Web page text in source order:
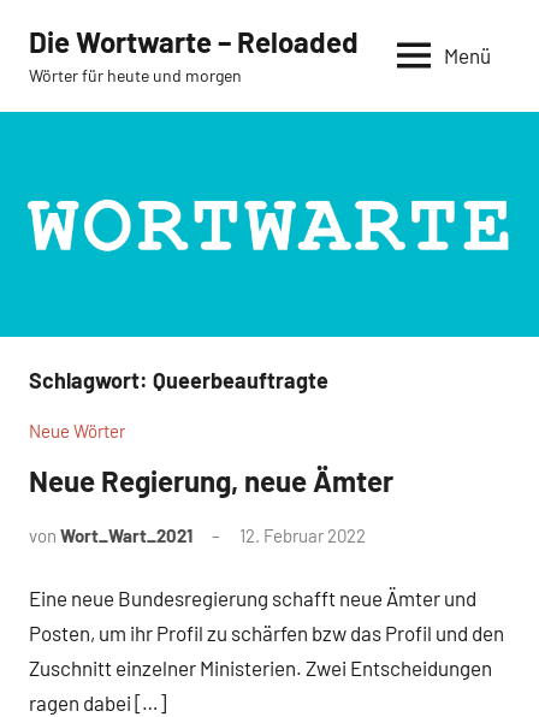
Inhalt
springen
Die Wortwarte – Reloaded
Wörter für heute und morgen
Menü
Schlagwort: Queerbeauftragte
Neue Wörter
Neue Regierung, neue Ämter
von Wort_Wart_2021 12. Februar 2022
Eine neue Bundesregierung schafft neue Ämter und
Posten, um ihr Profil zu schärfen bzw das Profil und den
Zuschnitt einzelner Ministerien. Zwei Entscheidungen
ragen dabei […]